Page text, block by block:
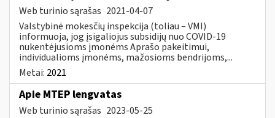
Web turinio sąrašas 2021-04-07
Valstybinė mokesčių inspekcija (toliau – VMI)
informuoja, jog įsigaliojus subsidijų nuo COVID-19
nukentėjusioms įmonėms Aprašo pakeitimui,
individualioms įmonėms, mažosioms bendrijoms,...
Metai: 2021
Apie MTEP lengvatas
Web turinio sąrašas 2023-05-25